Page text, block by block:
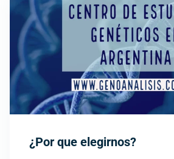
¿Por que elegirnos?